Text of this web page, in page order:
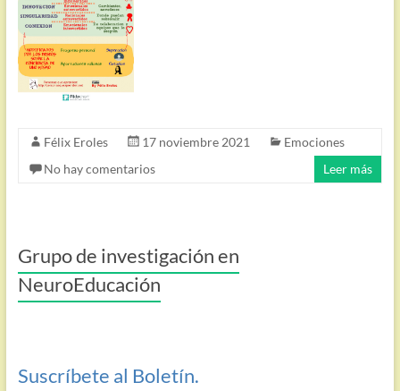
Félix Eroles 17 noviembre 2021
Emociones
No hay comentarios
Leer más
Grupo de investigación en
NeuroEducación
Suscríbete al Boletín.